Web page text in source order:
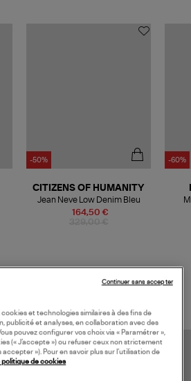
-50%
164,50 €
CITIZENS OF HUMANITY
Jean Neve Low Denim Bleu
-60%
et technologies similaires à des fins de
publicité et analyses, en collaboration avec des
pouvez configurer vos choix via « Paramétrer »,
(« J’accepte ») ou refuser ceux non strictement
»). Pour en savoir plus sur l’utilisation de
de cookies
Continuer sans accepter